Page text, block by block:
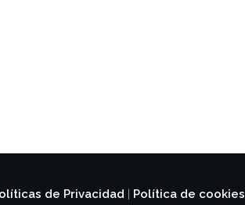
de Privacidad Política de cookies